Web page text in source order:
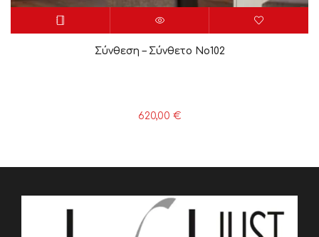
Σύνθεση – Σύνθετο Νο102
620,00 €